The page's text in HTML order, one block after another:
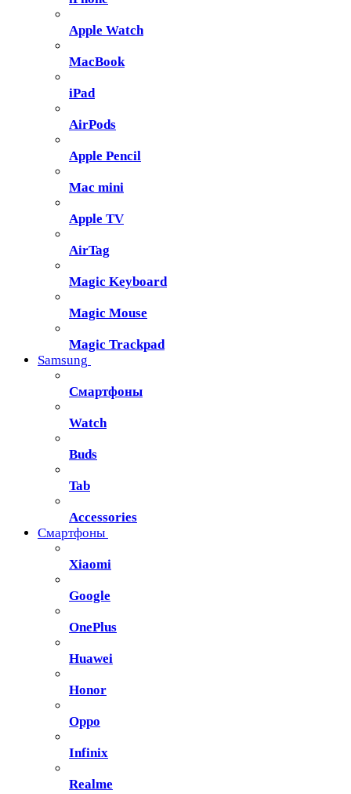
Apple Watch
MacBook
iPad
AirPods
Apple Pencil
Mac mini
Apple TV
AirTag
Magic Keyboard
Magic Mouse
Magic Trackpad
Samsung
Смартфоны
Watch
Buds
Tab
Accessories
Смартфоны
Xiaomi
Google
OnePlus
Huawei
Honor
Oppo
Infinix
Realme